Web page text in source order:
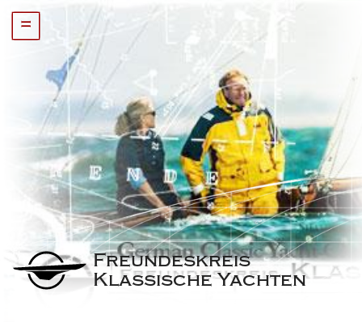
=
Freundeskreis
Klassische Yachten